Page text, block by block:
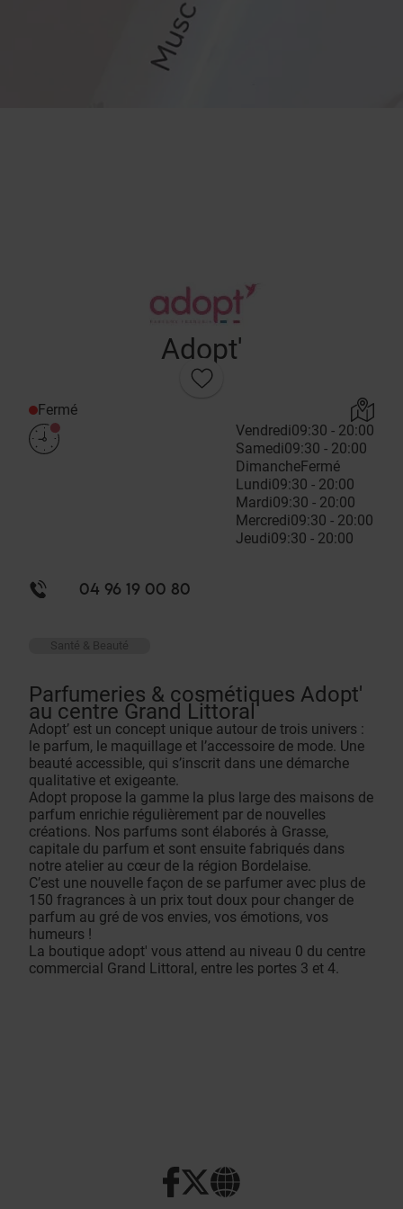
Adopt'
Fermé
Vendredi09:30 - 20:00
Samedi09:30 - 20:00
DimancheFermé
Lundi09:30 - 20:00
Mardi09:30 - 20:00
Mercredi09:30 - 20:00
Jeudi09:30 - 20:00
04 96 19 00 80
Santé & Beauté
Parfumeries & cosmétiques Adopt'
au centre Grand Littoral
Adopt’ est un concept unique autour de trois univers :
le parfum, le maquillage et l’accessoire de mode. Une
beauté accessible, qui s’inscrit dans une démarche
qualitative et exigeante.
Adopt propose la gamme la plus large des maisons de
parfum enrichie régulièrement par de nouvelles
créations. Nos parfums sont élaborés à Grasse,
capitale du parfum et sont ensuite fabriqués dans
notre atelier au cœur de la région Bordelaise.
C’est une nouvelle façon de se parfumer avec plus de
150 fragrances à un prix tout doux pour changer de
parfum au gré de vos envies, vos émotions, vos
humeurs !
La boutique adopt' vous attend au niveau 0 du centre
commercial Grand Littoral, entre les portes 3 et 4.